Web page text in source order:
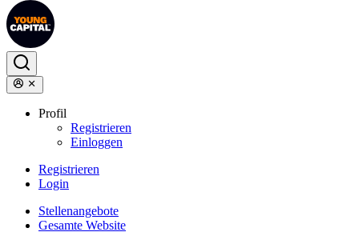
Profil
Registrieren
Einloggen
Registrieren
Login
Stellenangebote
Gesamte Website